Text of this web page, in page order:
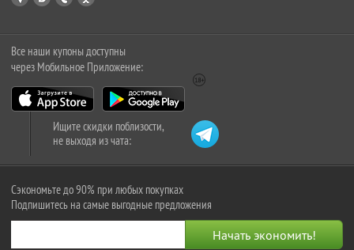
Все наши купоны доступны
через Мобильное Приложение:
Ищите скидки поблизости,
не выходя из чата:
Сэкономьте до 90% при любых покупках
Подпишитесь на самые выгодные предложения